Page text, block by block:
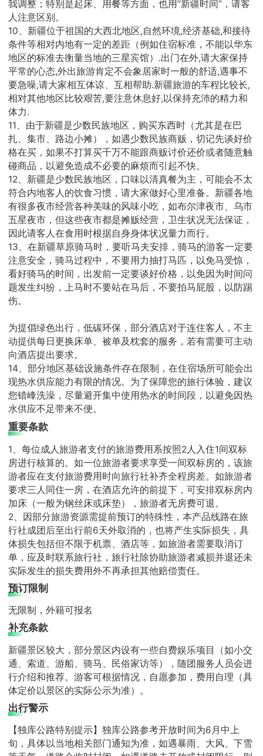
我调整；特别是起床、用餐等方面，也用“新疆时间”，请客
人注意区别。
10、新疆位于祖国的大西北地区,自然环境,经济基础,和接待
条件等相对内地有一定的差距（例如住宿标准，不能以华东
地区的标准去衡量当地的三星宾馆）.出门在外,请大家保持
平常的心态,外出旅游肯定不会象居家时一般的舒适,遇事不
要急噪,请大家相互体谅、互相帮助.新疆旅游的车程比较长,
相对其他地区比较艰苦,要注意休息好,以保持充沛的精力和
体力.
11、由于新疆是少数民族地区，购买东西时（尤其是在巴
扎、集市、路边小摊），如遇少数民族商贩，切记先谈好价
格在买，如果不打算买千万不能跟商贩讨价还价或者随意触
碰商品，以避免造成不必要的麻烦而引起不快。
12、新疆是少数民族地区，口味以清真餐为主，可能会不太
符合内地客人的饮食习惯，请大家做好心里准备。新疆各地
有很多夜市经营各种美味的风味小吃，如布尔津夜市、乌市
五星夜市，但这些夜市都是摊贩经营，卫生状况无法保证，
因此请客人在食用时根据自身身体状况量力而行。
13、在新疆草原骑马时，要听马夫安排，骑马的游客一定要
注意安全，骑马过程中，不要用力抽打马匹，以免马受惊，
看好骑马的时间，出发前一定要谈好价格，以免因为时间问
题发生纠纷，上马时不要站在马后，不要拍马屁股，以防踢
伤。
为提倡绿色出行，低碳环保，部分酒店对于连住客人，不主
动提供每日更换床单、被单及枕套的服务，若有需要可主动
向酒店提出要求。
14、部分地区基础设施条件存在限制，在住宿场所可能会出
现热水供应能力有限的情况。为了保障您的旅行体验，建议
您错峰洗澡，尽量避开集中使用热水的时间段，以避免因热
水供应不足带来不便。
重要条款
1、每位成人旅游者支付的旅游费用系按照2人入住1间双标
房进行核算的。如一位旅游者要求享受一间双标房的，该旅
游者应在支付旅游费用时向旅行社补齐全程房差。如旅游者
要求三人同住一房，在酒店允许的前提下，可安排双标房内
加床（一般为钢丝床或床垫），旅游者无房费可退。
2、因部分旅游资源需提前预订的特殊性，本产品线路在旅
行社成团后至出行前6天外取消的，也将产生实际损失，具
体损失包括但不限于机票、酒店等，如旅游者需要取消订
单，应及时联系旅行社，旅行社除协助旅游者减损并退还未
实际发生的损失费用外不再承担其他赔偿责任。
预订限制
无限制，外籍可报名
补充条款
新疆景区较大，部分景区内设有一些自费娱乐项目（如小交
通、索道、游船、骑马、民俗家访等），随团服务人员会进
行介绍和推荐。游客可根据情况，自愿参加，费用自理（具
体定价以景区的实际公示为准）。
出行警示
【独库公路特别提示】独库公路参考开放时间为6月中上
旬，具体以当地相关部门通知为准，如遇暴雨、大风、下雪